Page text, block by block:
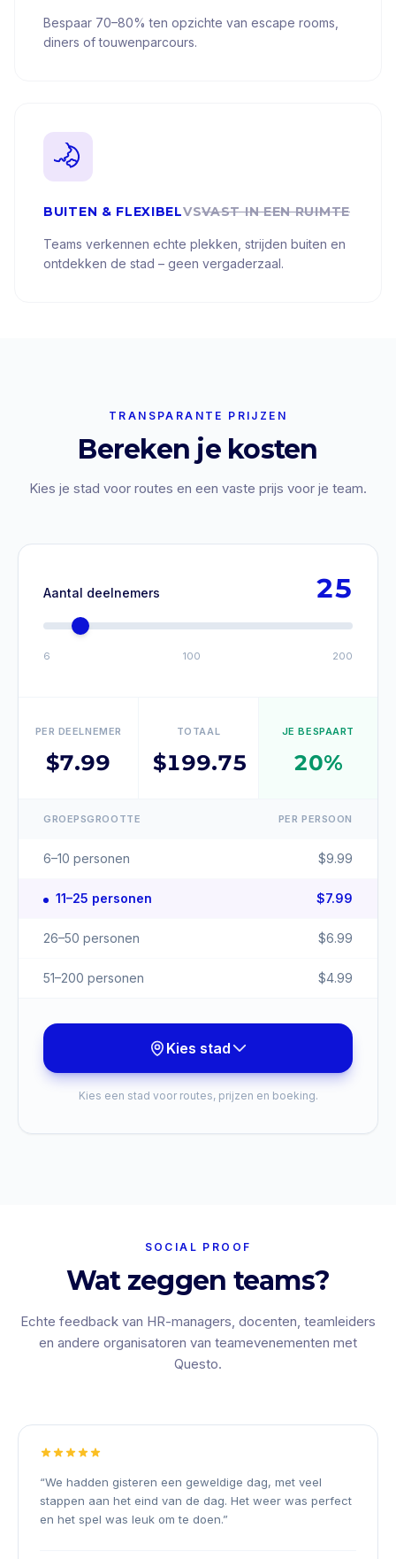
Bespaar 70–80% ten opzichte van escape rooms,
diners of touwenparcours.
BUITEN & FLEXIBELVSVAST IN EEN RUIMTE
Teams verkennen echte plekken, strijden buiten en
ontdekken de stad – geen vergaderzaal.
TRANSPARANTE PRIJZEN
Bereken je kosten
Kies je stad voor routes en een vaste prijs voor je team.
Aantal deelnemers 25
6 100 200
PER DEELNEMER
$7.99
TOTAAL
$199.75
JE BESPAART
20%
GROEPSGROOTTE PER PERSOON
6–10 personen $9.99
11–25 personen $7.99
26–50 personen $6.99
51–200 personen $4.99
Kies stad
Kies een stad voor routes, prijzen en boeking.
SOCIAL PROOF
Wat zeggen teams?
Echte feedback van HR-managers, docenten, teamleiders
en andere organisatoren van teamevenementen met
Questo.
“We hadden gisteren een geweldige dag, met veel
stappen aan het eind van de dag. Het weer was perfect
en het spel was leuk om te doen.”